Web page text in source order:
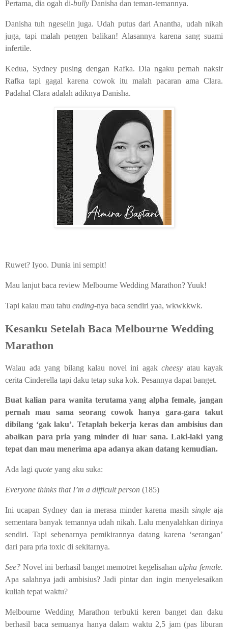
Pertama, dia ogah di-bully Danisha dan teman-temannya.
Danisha tuh ngeselin juga. Udah putus dari Anantha, udah nikah
juga, tapi malah pengen balikan! Alasannya karena sang suami
infertile.
Kedua, Sydney pusing dengan Rafka. Dia ngaku pernah naksir
Rafka tapi gagal karena cowok itu malah pacaran ama Clara.
Padahal Clara adalah adiknya Danisha.
Ruwet? Iyoo. Dunia ini sempit!
Mau lanjut baca review Melbourne Wedding Marathon? Yuuk!
Tapi kalau mau tahu ending-nya baca sendiri yaa, wkwkkwk.
Kesanku Setelah Baca Melbourne Wedding
Marathon
Walau ada yang bilang kalau novel ini agak cheesy atau kayak
cerita Cinderella tapi daku tetap suka kok. Pesannya dapat banget.
Buat kalian para wanita terutama yang alpha female, jangan
pernah mau sama seorang cowok hanya gara-gara takut
dibilang ‘gak laku’. Tetaplah bekerja keras dan ambisius dan
abaikan para pria yang minder di luar sana. Laki-laki yang
tepat dan mau menerima apa adanya akan datang kemudian.
Ada lagi quote yang aku suka:
Everyone thinks that I’m a difficult person (185)
Ini ucapan Sydney dan ia merasa minder karena masih singleaja
sementara banyak temannya udah nikah. Lalu menyalahkan dirinya
sendiri. Tapi sebenarnya pemikirannya datang karena ‘serangan’
dari para pria toxic di sekitarnya.
See? Novel ini berhasil banget memotret kegelisahanalpha female.
Apa salahnya jadi ambisius? Jadi pintar dan ingin menyelesaikan
kuliah tepat waktu?
Melbourne Wedding Marathon terbukti keren banget dan daku
berhasil baca semuanya hanya dalam waktu 2,5 jam (pas liburan